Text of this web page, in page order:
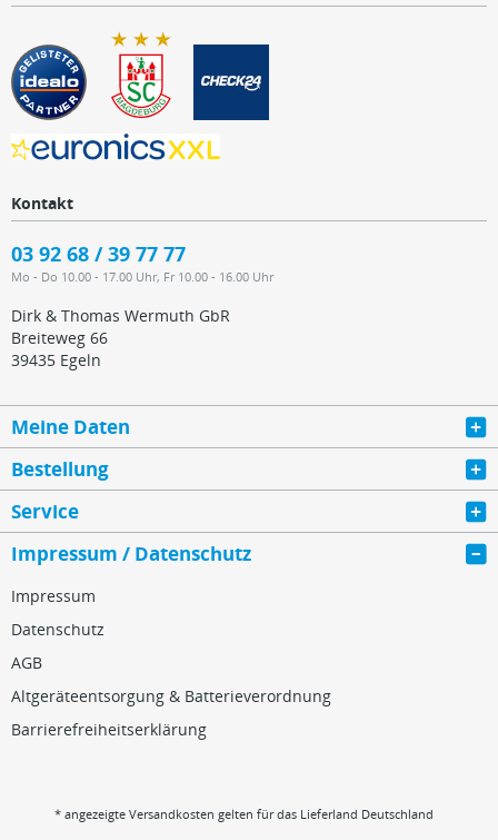
Kontakt
03 92 68 / 39 77 77
Mo - Do 10.00 - 17.00 Uhr, Fr 10.00 - 16.00 Uhr
Dirk & Thomas Wermuth GbR
Breiteweg 66
39435 Egeln
Meine Daten
Bestellung
Service
Impressum / Datenschutz
Impressum
Datenschutz
AGB
Altgeräteentsorgung & Batterieverordnung
Barrierefreiheitserklärung
* angezeigte Versandkosten gelten für das Lieferland Deutschland